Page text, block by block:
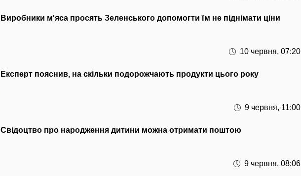
Виробники м'яса просять Зеленського допомогти їм не піднімати ціни
10 червня, 07:20
Експерт пояснив, на скільки подорожчають продукти цього року
9 червня, 11:00
Свідоцтво про народження дитини можна отримати поштою
9 червня, 08:06